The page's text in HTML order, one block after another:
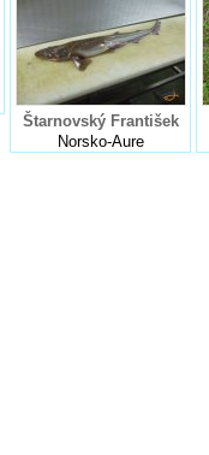
Štarnovský František
Norsko-Aure